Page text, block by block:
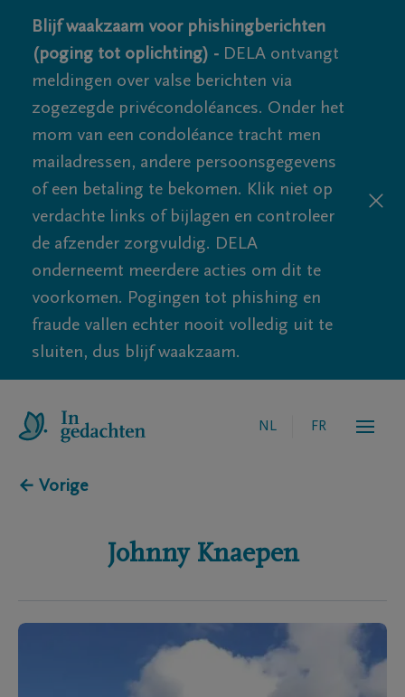
Blijf waakzaam voor phishingberichten
(poging tot oplichting) - DELA ontvangt
meldingen over valse berichten via
zogezegde privécondoléances. Onder het
mom van een condoléance tracht men
mailadressen, andere persoonsgegevens
of een betaling te bekomen. Klik niet op
verdachte links of bijlagen en controleer
de afzender zorgvuldig. DELA
onderneemt meerdere acties om dit te
voorkomen. Pogingen tot phishing en
fraude vallen echter nooit volledig uit te
sluiten, dus blijf waakzaam.
NL FR
← Vorige
Johnny Knaepen